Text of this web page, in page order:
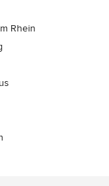
Rhein